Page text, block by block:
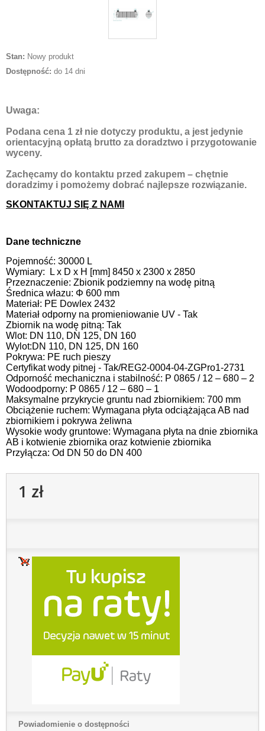
Stan: Nowy produkt
Dostępność: do 14 dni
Uwaga:
Podana cena 1 zł nie dotyczy produktu, a jest jedynie
orientacyjną opłatą brutto za doradztwo i przygotowanie
wyceny.
Zachęcamy do kontaktu przed zakupem – chętnie
doradzimy i pomożemy dobrać najlepsze rozwiązanie.
SKONTAKTUJ SIĘ Z NAMI
Dane techniczne
Pojemność: 30000 L
Wymiary: L x D x H [mm] 8450 x 2300 x 2850
Przeznaczenie: Zbionik podziemny na wodę pitną
Średnica włazu: Φ 600 mm
Materiał: PE Dowlex 2432
Materiał odporny na promieniowanie UV - Tak
Zbiornik na wodę pitną: Tak
Wlot: DN 110, DN 125, DN 160
Wylot:DN 110, DN 125, DN 160
Pokrywa: PE ruch pieszy
Certyfikat wody pitnej - Tak/REG2-0004-04-ZGPro1-2731
Odporność mechaniczna i stabilność: P 0865 / 12 – 680 – 2
Wodoodporny: P 0865 / 12 – 680 – 1
Maksymalne przykrycie gruntu nad zbiornikiem: 700 mm
Obciążenie ruchem: Wymagana płyta odciążająca AB nad
zbiornikiem i pokrywa żeliwna
Wysokie wody gruntowe: Wymagana płyta na dnie zbiornika
AB i kotwienie zbiornika oraz kotwienie zbiornika
Przyłącza: Od DN 50 do DN 400
1 zł
Powiadomienie o dostępności